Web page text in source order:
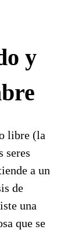
y
libre (la
seres
a un
de
una
que se